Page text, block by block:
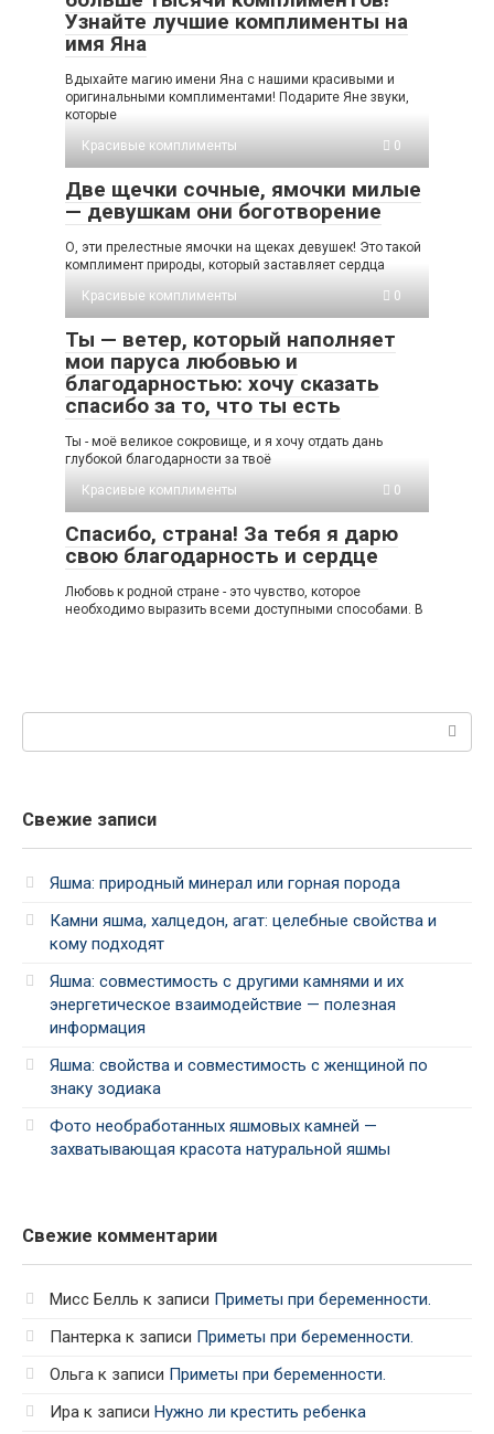
Узнайте лучшие комплименты на
имя Яна
Вдыхайте магию имени Яна с нашими красивыми и
оригинальными комплиментами! Подарите Яне звуки,
которые
Красивые комплименты
0
Две щечки сочные, ямочки милые
— девушкам они боготворение
О, эти прелестные ямочки на щеках девушек! Это такой
комплимент природы, который заставляет сердца
Красивые комплименты
0
Ты — ветер, который наполняет
мои паруса любовью и
благодарностью: хочу сказать
спасибо за то, что ты есть
Ты - моё великое сокровище, и я хочу отдать дань
глубокой благодарности за твоё
Красивые комплименты
0
Спасибо, страна! За тебя я дарю
свою благодарность и сердце
Любовь к родной стране - это чувство, которое
необходимо выразить всеми доступными способами. В
Поиск:
Свежие записи
Яшма: природный минерал или горная порода
Камни яшма, халцедон, агат: целебные свойства и
кому подходят
Яшма: совместимость с другими камнями и их
энергетическое взаимодействие — полезная
информация
Яшма: свойства и совместимость с женщиной по
знаку зодиака
Фото необработанных яшмовых камней —
захватывающая красота натуральной яшмы
Свежие комментарии
Мисс Белль к записи Приметы при беременности.
Пантерка к записи Приметы при беременности.
Ольга к записи Приметы при беременности.
Ира к записи Нужно ли крестить ребенка